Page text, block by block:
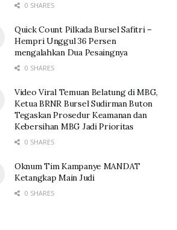
0 SHARES
Quick Count Pilkada Bursel Safitri –
Hempri Unggul 36 Persen
mengalahkan Dua Pesaingnya
0 SHARES
Video Viral Temuan Belatung di MBG,
Ketua BRNR Bursel Sudirman Buton
Tegaskan Prosedur Keamanan dan
Kebersihan MBG Jadi Prioritas
0 SHARES
Oknum Tim Kampanye MANDAT
Ketangkap Main Judi
0 SHARES